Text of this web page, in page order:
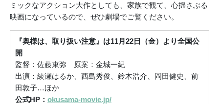
ミックなアクション大作としても、家族で観て、心揺さぶる
映画になっているので、ぜひ劇場でご覧ください。
『奥様は、取り扱い注意』は11月22日（金）より全国公
開
監督：佐藤東弥 原案：金城一紀
出演：綾瀬はるか、西島秀俊、鈴木浩介、岡田健史、前
田敦子…ほか
公式HP： okusama-movie.jp/